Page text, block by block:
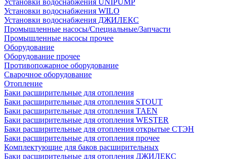
Установки водоснабжения UNIPUMP
Установки водоснабжения WILO
Установки водоснабжения ДЖИЛЕКС
Промышленные насосы/Специальные/Запчасти
Промышленные насосы прочее
Оборудование
Оборудование прочее
Противопожарное оборудование
Сварочное оборудование
Отопление
Баки расширительные для отопления
Баки расширительные для отопления STOUT
Баки расширительные для отопления TAEN
Баки расширительные для отопления WESTER
Баки расширительные для отопления открытые СТЭН
Баки расширительные для отопления прочее
Комплектующие для баков расширительных
Баки расширительные для отопления ДЖИЛЕКС